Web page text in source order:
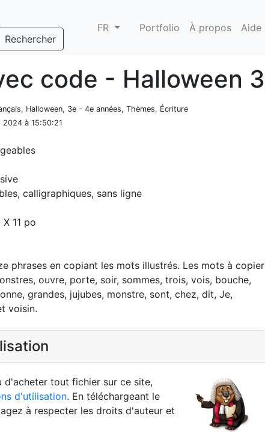
Rechercher
FR Portfolio À propos Aide
code - Halloween 3
Halloween, 3e - 4e années, Thèmes, Écriture
à 15:50:21
calligraphiques, sans ligne
11 po
phrases en copiant les mots illustrés. Les mots à copier
ouvre, porte, soir, sommes, trois, vois, bouche,
grandes, jujubes, monstre, sont, chez, dit, Je,
voisin.
d'acheter tout fichier sur ce site,
d'utilisation. En téléchargeant le
à respecter les droits d'auteur et